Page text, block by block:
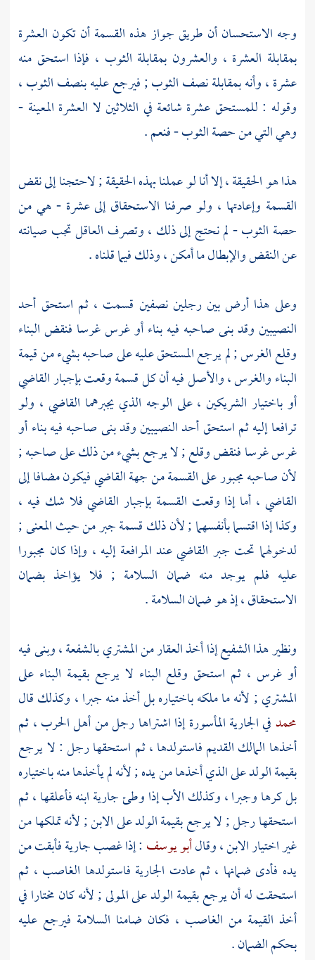
وجه الاستحسان أن طريق جواز هذه القسمة أن تكون العشرة
بمقابلة العشرة ، والعشرون بمقابلة الثوب ، فإذا استحق منه
عشرة ، وأنه بمقابلة نصف الثوب ; فيرجع عليه بنصف الثوب ،
وقوله : للمستحق عشرة شائعة في الثلاثين لا العشرة المعينة -
وهي التي من حصة الثوب - فنعم .
هذا هو الحقيقة ، إلا أنا لو عملنا بهذه الحقيقة ; لاحتجنا إلى نقض
القسمة وإعادتها ، ولو صرفنا الاستحقاق إلى عشرة - هي من
حصة الثوب - لم نحتج إلى ذلك ، وتصرف العاقل تجب صيانته
عن النقض والإبطال ما أمكن ، وذلك فيما قلناه .
وعلى هذا أرض بين رجلين نصفين قسمت ، ثم استحق أحد
النصيبين وقد بنى صاحبه فيه بناء أو غرس غرسا فنقض البناء
وقلع الغرس ; لم يرجع المستحق عليه على صاحبه بشيء من قيمة
البناء والغرس ، والأصل فيه أن كل قسمة وقعت بإجبار القاضي
أو باختيار الشريكين ، على الوجه الذي يجبرهما القاضي ، ولو
ترافعا إليه ثم استحق أحد النصيبين وقد بنى صاحبه فيه بناء أو
غرس غرسا فنقض وقلع ; لا يرجع بشيء من ذلك على صاحبه ;
لأن صاحبه مجبور على القسمة من جهة القاضي فيكون مضافا إلى
القاضي ، أما إذا وقعت القسمة بإجبار القاضي فلا شك فيه ،
وكذا إذا اقتسما بأنفسهما ; لأن ذلك قسمة جبر من حيث المعنى ;
لدخولهما تحت جبر القاضي عند المرافعة إليه ، وإذا كان مجبورا
عليه فلم يوجد منه ضمان السلامة ; فلا يؤاخذ بضمان
الاستحقاق ، إذ هو ضمان السلامة .
ونظير هذا الشفيع إذا أخذ العقار من المشتري بالشفعة ، وبنى فيه
أو غرس ، ثم استحق وقلع البناء لا يرجع بقيمة البناء على
المشتري ; لأنه ما ملكه باختياره بل أخذ منه جبرا ، وكذلك قال
محمدفي الجارية المأسورة إذا اشتراها رجل من أهل الحرب ، ثم
أخذها المالك القديم فاستولدها ، ثم استحقها رجل : لا يرجع
بقيمة الولد على الذي أخذها من يده ; لأنه لم يأخذها منه باختياره
بل كرها وجبرا ، وكذلك الأب إذا وطئ جارية ابنه فأعلقها ، ثم
استحقها رجل ; لا يرجع بقيمة الولد على الابن ; لأنه تملكها من
غير اختيار الابن ، وقالأبو يوسف : إذا غصب جارية فأبقت من
يده فأدى ضمانها ، ثم عادت الجارية فاستولدها الغاصب ، ثم
استحقت له أن يرجع بقيمة الولد على المولى ; لأنه كان مختارا في
أخذ القيمة من الغاصب ، فكان ضامنا السلامة فيرجع عليه
بحكم الضمان .